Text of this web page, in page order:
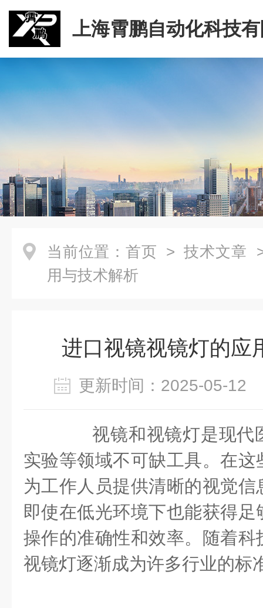
上海霄鹏自动化科技
当前位置： 首页 > 技术文章
用与技术解析
进口视镜视镜灯的应
更新时间：2025-05-
视镜和视镜灯是现代
实验等领域不可缺工具。在
为工作人员提供清晰的视觉
即使在低光环境下也能获得
操作的准确性和效率。随着
视镜灯逐渐成为许多行业的标